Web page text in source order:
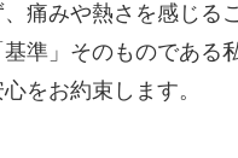
痛みや熱さを感じる
準」そのものである
をお約束します。